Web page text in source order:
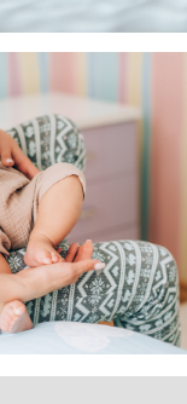
участием
фонда
страничке в